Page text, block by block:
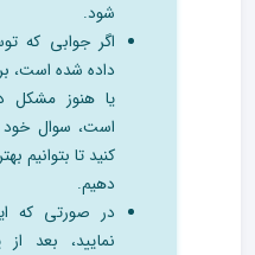
شود.
اگر جوابی که
داده شده است،
یا هنوز مشکل
است، سوال خود
کنید تا بتوانیم
دهیم.
در صورتی که
نمایید، بعد از